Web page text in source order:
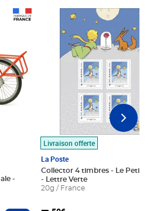
Livraison offerte
La Poste
Collector 4 timbres - Le Petit
- Lettre Verte
20g / France
Prix 7,50€